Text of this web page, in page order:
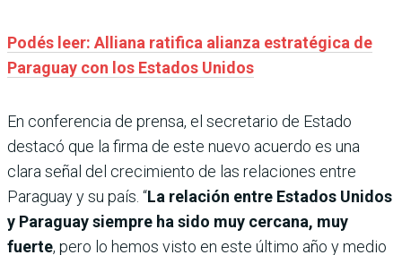
Podés leer: Alliana ratifica alianza estratégica de
Paraguay con los Estados Unidos
En conferencia de prensa, el secretario de Estado
destacó que la firma de este nuevo acuerdo es una
clara señal del crecimiento de las relaciones entre
Paraguay y su país. “La relación entre Estados Unidos
y Paraguay siempre ha sido muy cercana, muy
fuerte, pero lo hemos visto en este último año y medio